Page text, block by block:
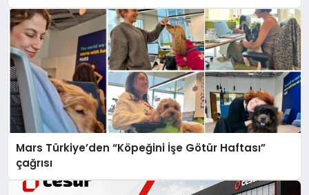
Mars Türkiye’den “Köpeğini İşe Götür Haftası”
çağrısı